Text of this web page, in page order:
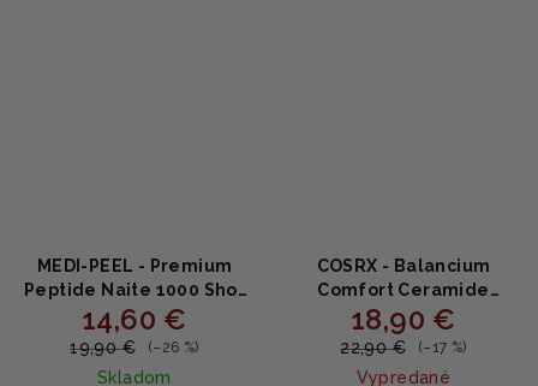
MEDI-PEEL - Premium
Peptide Naite 1000 Shot
Neck Stick - Spevňujúci
stick na krk a dekolt s
peptidmi a spikulami 20g
14,60 €
19,90 € (–26 %)
Skladom
COSRX - Balancium
Comfort Ceramide
Cream - krém na
podráždenú pokožku 80g
18,90 €
22,90 € (–17 %)
Vypredané